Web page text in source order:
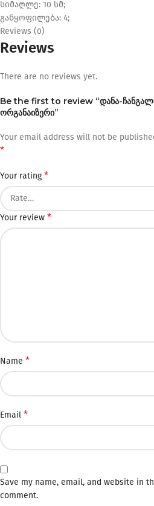
სიმაღლე: 10 სმ;
განყოფილება: 4;
Reviews (0)
Reviews
There are no reviews yet.
Be the first to review “დანა-
ორგანაიზერი”
Your email address will not be
*
Your rating *
Your review *
Name *
Email *
Save my name, email, and website in
comment.